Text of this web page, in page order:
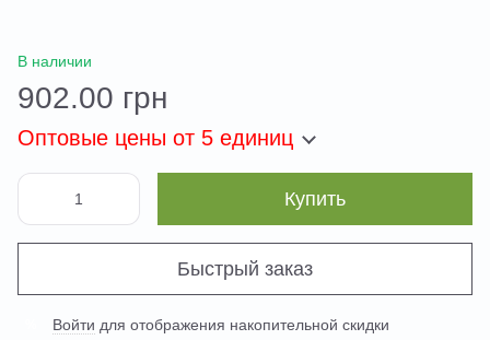
В наличии
902.00 грн
Оптовые цены от 5 единиц
Купить
Быстрый заказ
Войти для отображения накопительной скидки